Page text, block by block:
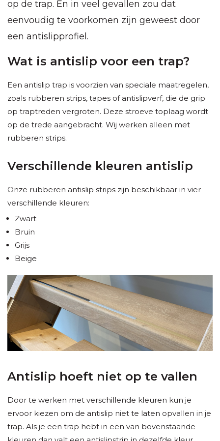
op de trap. En in veel gevallen zou dat
eenvoudig te voorkomen zijn geweest door
een antislipprofiel.
Wat is antislip voor een trap?
Een antislip trap is voorzien van speciale maatregelen,
zoals rubberen strips, tapes of antislipverf, die de grip
op traptreden vergroten. Deze stroeve toplaag wordt
op de trede aangebracht. Wij werken alleen met
rubberen strips.
Verschillende kleuren antislip
Onze rubberen antislip strips zijn beschikbaar in vier
verschillende kleuren:
Zwart
Bruin
Grijs
Beige
Antislip hoeft niet op te vallen
Door te werken met verschillende kleuren kun je
ervoor kiezen om de antislip niet te laten opvallen in je
trap. Als je een trap hebt in een van bovenstaande